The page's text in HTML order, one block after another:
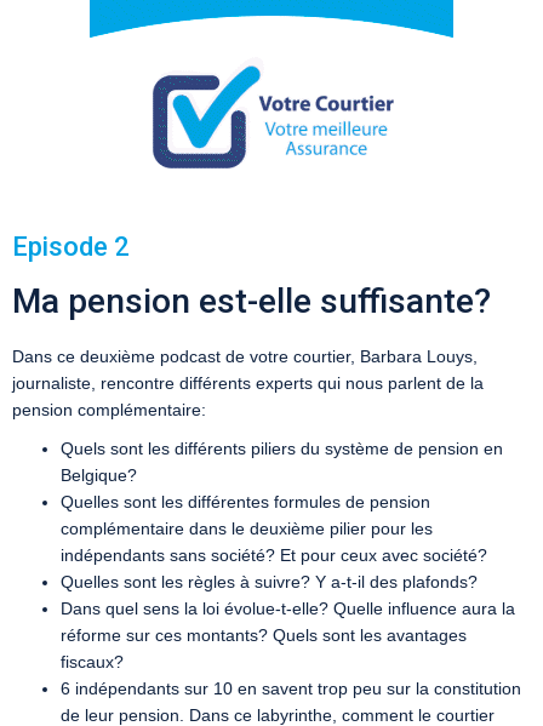
Episode 2
Ma pension est-elle suffisante?
Dans ce deuxième podcast de votre courtier, Barbara Louys,
journaliste, rencontre différents experts qui nous parlent de la
pension complémentaire:
Quels sont les différents piliers du système de pension en
Belgique?
Quelles sont les différentes formules de pension
complémentaire dans le deuxième pilier pour les
indépendants sans société? Et pour ceux avec société?
Quelles sont les règles à suivre? Y a-t-il des plafonds?
Dans quel sens la loi évolue-t-elle? Quelle influence aura la
réforme sur ces montants? Quels sont les avantages
fiscaux?
6 indépendants sur 10 en savent trop peu sur la constitution
de leur pension. Dans ce labyrinthe, comment le courtier